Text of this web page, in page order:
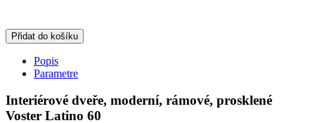
Přidat do košíku
Popis
Parametre
Interiérové dveře, moderní, rámové, prosklené
Voster Latino 60